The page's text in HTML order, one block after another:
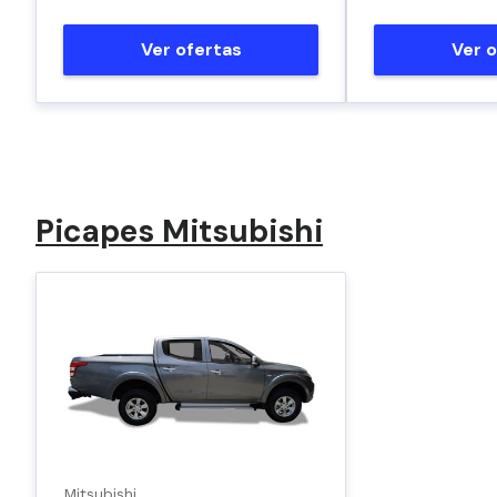
Ver ofertas Ver
Picapes Mitsubishi